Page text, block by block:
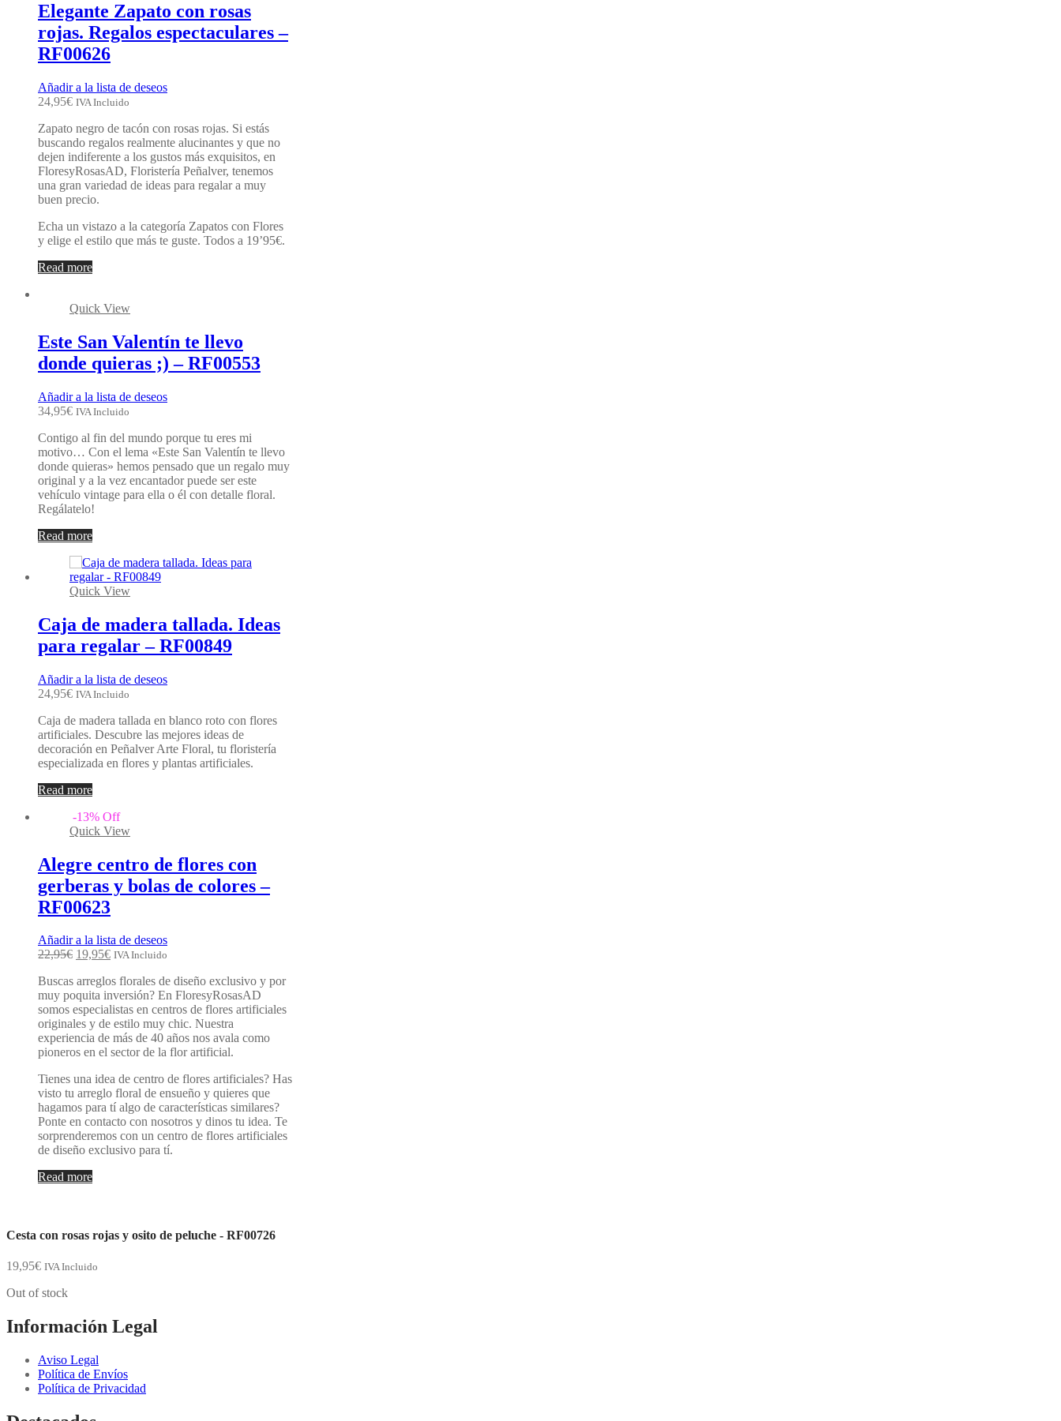
Elegante Zapato con rosas
rojas. Regalos espectaculares –
RF00626
Añadir a la lista de deseos
24,95€ IVA Incluido
Zapato negro de tacón con rosas rojas. Si estás
buscando regalos realmente alucinantes y que no
dejen indiferente a los gustos más exquisitos, en
FloresyRosasAD, Floristería Peñalver, tenemos
una gran variedad de ideas para regalar a muy
buen precio.
Echa un vistazo a la categoría Zapatos con Flores
y elige el estilo que más te guste. Todos a 19’95€.
Read more
Quick View
Este San Valentín te llevo
donde quieras ;) – RF00553
Añadir a la lista de deseos
34,95€ IVA Incluido
Contigo al fin del mundo porque tu eres mi
motivo… Con el lema «Este San Valentín te llevo
donde quieras» hemos pensado que un regalo muy
original y a la vez encantador puede ser este
vehículo vintage para ella o él con detalle floral.
Regálatelo!
Read more
Quick View
Caja de madera tallada. Ideas
para regalar – RF00849
Añadir a la lista de deseos
24,95€ IVA Incluido
Caja de madera tallada en blanco roto con flores
artificiales. Descubre las mejores ideas de
decoración en Peñalver Arte Floral, tu floristería
especializada en flores y plantas artificiales.
Read more
-13% Off
Quick View
Alegre centro de flores con
gerberas y bolas de colores –
RF00623
Añadir a la lista de deseos
22,95€ 19,95€ IVA Incluido
Buscas arreglos florales de diseño exclusivo y por
muy poquita inversión? En FloresyRosasAD
somos especialistas en centros de flores artificiales
originales y de estilo muy chic. Nuestra
experiencia de más de 40 años nos avala como
pioneros en el sector de la flor artificial.
Tienes una idea de centro de flores artificiales? Has
visto tu arreglo floral de ensueño y quieres que
hagamos para tí algo de características similares?
Ponte en contacto con nosotros y dinos tu idea. Te
sorprenderemos con un centro de flores artificiales
de diseño exclusivo para tí.
Read more
Cesta con rosas rojas y osito de peluche - RF00726
19,95€ IVA Incluido
Out of stock
Información Legal
Aviso Legal
Política de Envíos
Política de Privacidad